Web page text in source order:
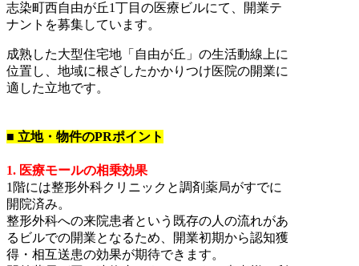
志染町西自由が丘1丁目の医療ビルにて、開業テ
ナントを募集しています。
成熟した大型住宅地「自由が丘」の生活動線上に
位置し、地域に根ざしたかかりつけ医院の開業に
適した立地です。
■ 立地・物件のPRポイント
1. 医療モールの相乗効果
1階には整形外科クリニックと調剤薬局がすでに
開院済み。
整形外科への来院患者という既存の人の流れがあ
るビルでの開業となるため、開業初期から認知獲
得・相互送患の効果が期待できます。